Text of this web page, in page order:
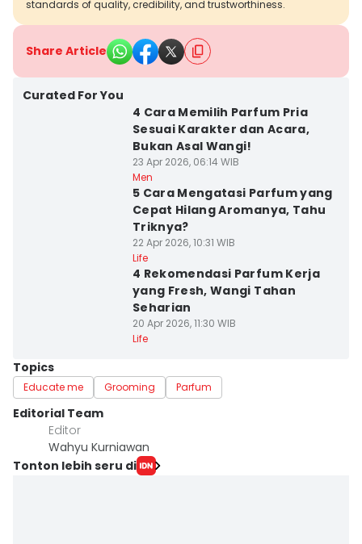
standards of quality, credibility, and trustworthiness.
Share Article
Curated For You
4 Cara Memilih Parfum Pria
Sesuai Karakter dan Acara,
Bukan Asal Wangi!
23 Apr 2026, 06:14 WIB
Men
5 Cara Mengatasi Parfum yang
Cepat Hilang Aromanya, Tahu
Triknya?
22 Apr 2026, 10:31 WIB
Life
4 Rekomendasi Parfum Kerja
yang Fresh, Wangi Tahan
Seharian
20 Apr 2026, 11:30 WIB
Life
Topics
Educate me Grooming Parfum
Editorial Team
Editor
Wahyu Kurniawan
Tonton lebih seru di